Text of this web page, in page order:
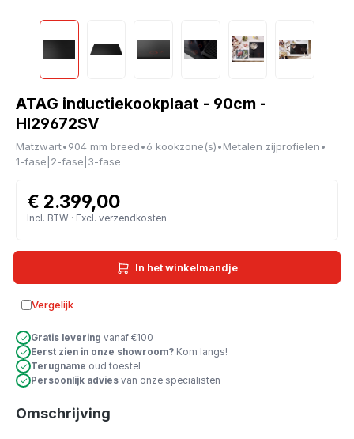
ATAG inductiekookplaat - 90cm -
HI29672SV
Matzwart•904 mm breed•6 kookzone(s)•Metalen zijprofielen•
1-fase|2-fase|3-fase
€ 2.399,00
Incl. BTW · Excl. verzendkosten
In het winkelmandje
Vergelijk
Toevoegen aan vergelijking
Gratis levering vanaf €100
Eerst zien in onze showroom? Kom langs!
Terugname oud toestel
Persoonlijk advies van onze specialisten
Omschrijving